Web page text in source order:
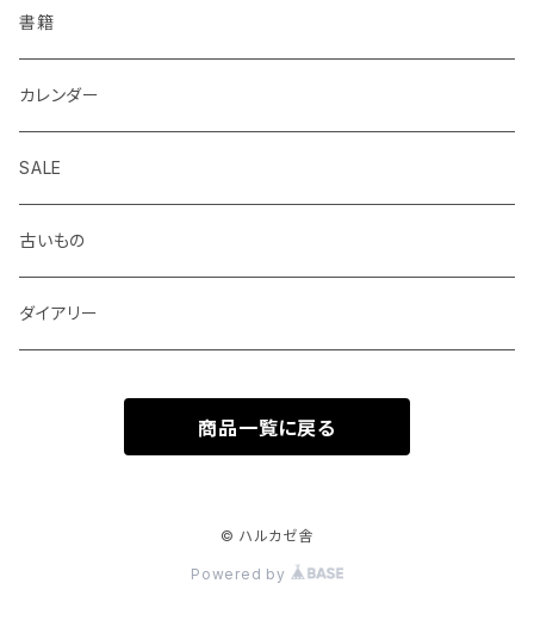
Helix
BIC
centropen
AUTOPOINT
PARKER
ALASKA BUNGU
ノラヤ
杉本ふみ
みやしたゆみ
池田久美子
修正液、修正テープ
パンチ、ステープラー
定規、テンプレート
クリップ、割ピン、画鋲、輪ゴム、状差し
消しゴム
スクラップブック、アルバム
メモカード、ラベルブック
マスキングテープ
付箋、シール
包装紙、紙袋
チケット、マッチラベル、切手
ペンケース、お財布、ポーチ、カードケース
ブックカバー、栞、ブックスタンド
バッグ
バッジ、ブローチ、キーホルダー
ハンカチ、手ぬぐい
書籍
カレンダー
SALE
古いもの
ダイアリー
商品一覧に戻る
© ハルカゼ舎
Powered by